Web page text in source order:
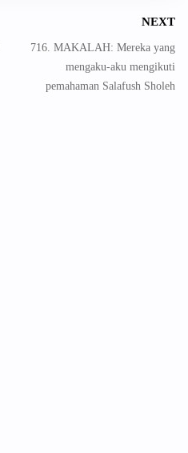
NEXT
716. MAKALAH: Mereka yang
mengaku-aku mengikuti
pemahaman Salafush Sholeh